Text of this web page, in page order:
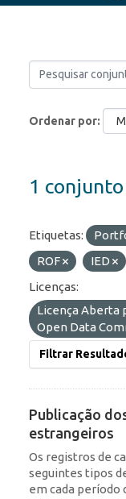
Ordenar por
1
Etiquetas:
ROF
IED
Licenças:
Licença Aberta
Open Data
Filtrar
Publicação
estrangeiros
Os registros de
seguintes tipos
em cada período